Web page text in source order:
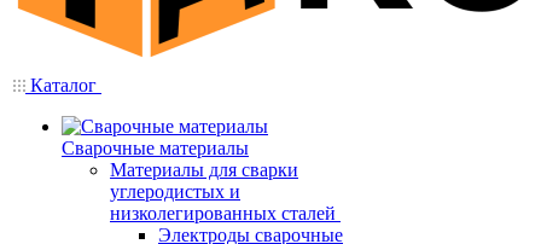
Каталог
Сварочные материалы
Материалы для сварки
углеродистых и
низколегированных сталей
Электроды сварочные